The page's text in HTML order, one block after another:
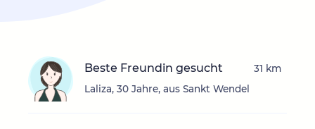
Beste Freundin gesucht
Laliza, 30 Jahre, aus Sankt Wendel
31 km